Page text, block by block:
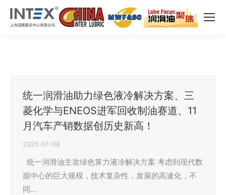
统一润滑油助力绿色液冷解决方案、三
菱化学与ENEOS进军回收制油赛道、11
月汽车产销数据创历史新高！
2025-01-08
统一润滑油主攻绿色算力液冷解决方案 考虑到现代数
据中心的巨大规模，技术复杂性，发展的高速化，不
同…